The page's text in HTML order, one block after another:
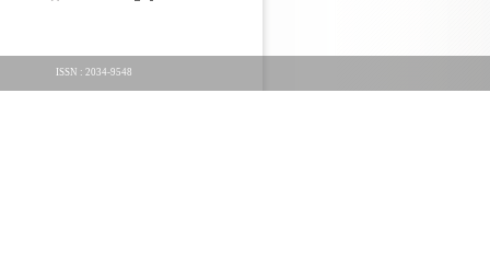
ISSN : 2034-9548